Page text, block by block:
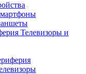
Телевизоры и